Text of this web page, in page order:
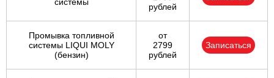
системы
рублей
Промывка топливной
системы LIQUI MOLY
(бензин)
от
2799
рублей
Записаться